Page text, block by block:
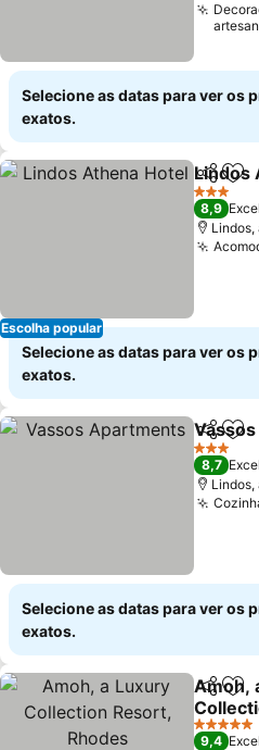
Selecione as datas para ver os
exatos.
Escolha popular
Partilhar
Lindos
3 Estrelas
8,9
Lindos,
Selecione as datas para ver os
exatos.
Partilhar
3 Estrelas
8,7
Lindos,
Selecione as datas para ver os
exatos.
Partilhar
Amoh,
Rhodes
Ver
5 Estrelas
9,4